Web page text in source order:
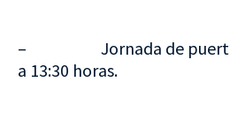
– Jornada de puertas
a 13:30 horas.